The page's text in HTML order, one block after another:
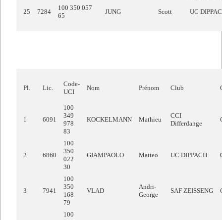
25 7284
100 350 057
65
JUNG Scott UC
Pl. Lic.
Code-
UCI
Nom Prénom Club
1 6091
100
349
978
83
KOCKELMANN Mathieu
CCI
Differdange
2 6860
100
350
022
30
GIAMPAOLO Matteo UC DIPPACH
3 7941
100
350
168
79
VLAD
Andri-
George
SAF ZEISSENG
100